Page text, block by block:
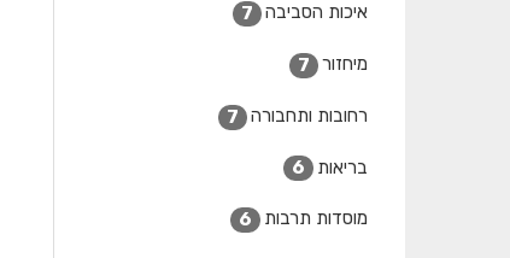
איכות הסביבה 7
מיחזור 7
רחובות ותחבורה 7
בריאות 6
מוסדות תרבות 6